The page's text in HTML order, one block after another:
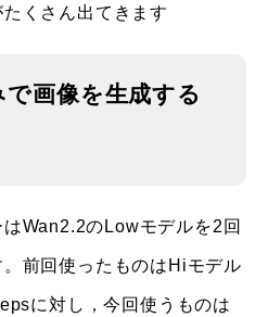
くさん出てきます
画像を生成する
Wan2.2のLowモデルを2回
前回使ったものはHiモデル
に対し，今回使うものは